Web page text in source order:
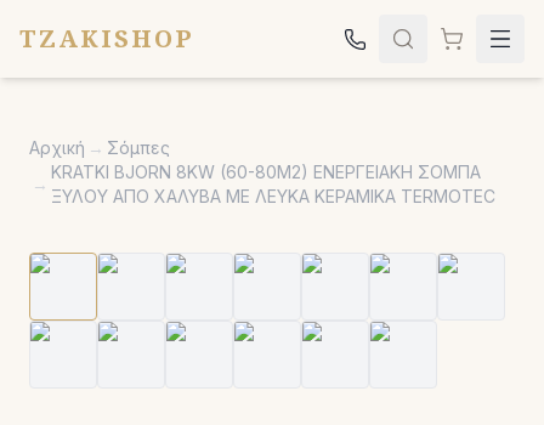
TZAKISHOP
Σόμπες
Ψησταριές
Κήπος
Αρχική → Σόμπες
→
KRATKI BJORN 8KW (60-80M2) ΕΝΕΡΓΕΙΑΚΗ ΣΟΜΠΑ
ΞΥΛΟΥ ΑΠΟ ΧΑΛΥΒΑ ΜΕ ΛΕΥΚΑ ΚΕΡΑΜΙΚΑ TERMOTEC